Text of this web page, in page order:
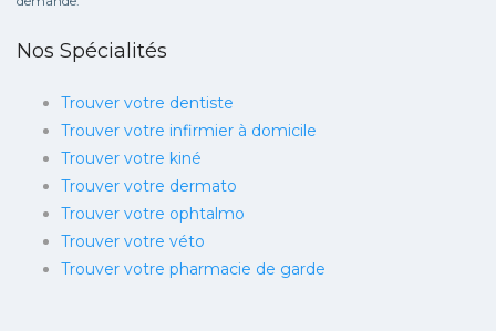
Nos Spécialités
Trouver votre dentiste
Trouver votre infirmier à domicile
Trouver votre kiné
Trouver votre dermato
Trouver votre ophtalmo
Trouver votre véto
Trouver votre pharmacie de garde